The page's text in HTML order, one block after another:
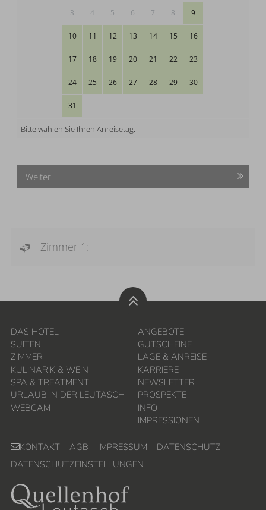
3 4 5 6 7 8 9
10 11 12 13 14 15 16
17 18 19 20 21 22 23
24 25 26 27 28 29 30
31
Bitte wählen Sie Ihren Anreisetag.
Weiter
Zimmer 1:
DAS HOTEL
SUITEN
ZIMMER
KULINARIK & WEIN
SPA & TREATMENT
URLAUB IN DER LEUTASCH
WEBCAM
ANGEBOTE
GUTSCHEINE
LAGE & ANREISE
KARRIERE
NEWSLETTER
PROSPEKTE
INFO
IMPRESSIONEN
KONTAKT AGB IMPRESSUM
DATENSCHUTZ
DATENSCHUTZEINSTELLUNGEN